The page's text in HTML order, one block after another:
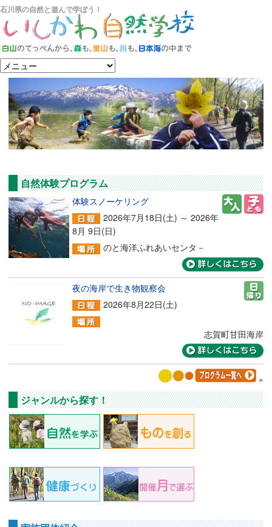
石川県の自然と遊んで学ぼう！
自然体験プログラム
体験スノーケリング
2026年7月18日(土) ～ 2026年
8月 9日(日)
のと海洋ふれあいセンタ－
夜の海岸で生き物観察会
2026年8月22日(土)
志賀町甘田海岸
ジャンルから探す！